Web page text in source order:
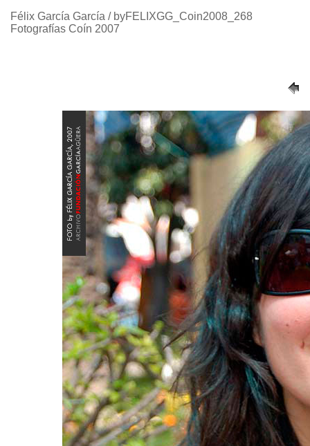
Félix García García / byFELIXGG_Coin2008_268
Fotografías Coín 2007